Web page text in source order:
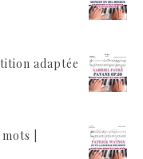
adaptée
|